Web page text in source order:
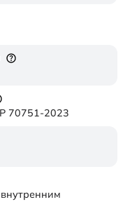
70751-2023